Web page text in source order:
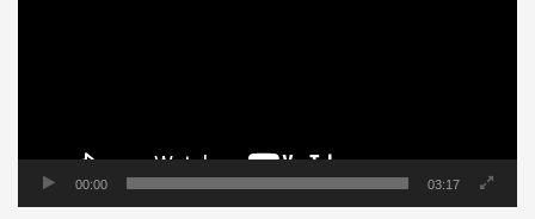
00:00 03:17